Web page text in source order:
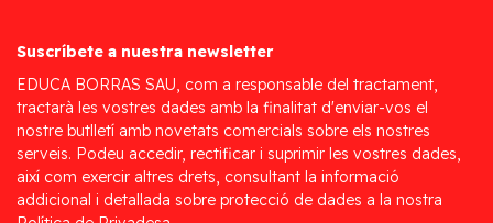
Suscríbete a nuestra newsletter
EDUCA BORRAS SAU, com a responsable del tractament,
tractarà les vostres dades amb la finalitat d'enviar-vos el
nostre butlletí amb novetats comercials sobre els nostres
serveis. Podeu accedir, rectificar i suprimir les vostres dades,
així com exercir altres drets, consultant la informació
addicional i detallada sobre protecció de dades a la nostra